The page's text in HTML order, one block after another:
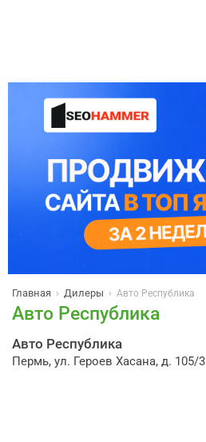
Главная › Дилеры › Авто Республика
Авто Республика
Авто Республика
Пермь, ул. Героев Хасана, д. 105/3